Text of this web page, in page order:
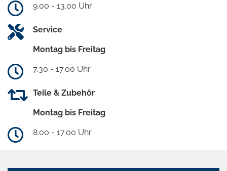
9.00 - 13.00 Uhr
Service
Montag bis Freitag
7.30 - 17.00 Uhr
Teile & Zubehör
Montag bis Freitag
8.00 - 17.00 Uhr